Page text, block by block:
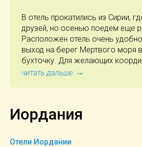
В отель прокатились из Сирии,
друзей, но осенью поедем еще
Расположен отель очень
выход на берег Мертвого моря
бухточку. Для желающих
читать дальше →
Иордания
Отели Иордании